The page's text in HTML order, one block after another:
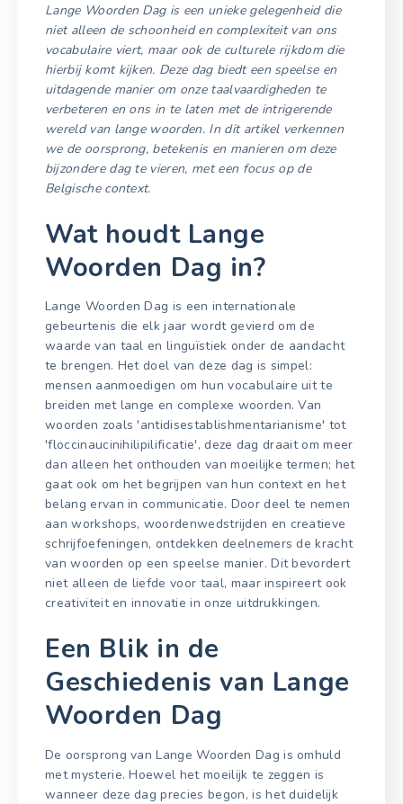
Lange Woorden Dag is een unieke gelegenheid die
niet alleen de schoonheid en complexiteit van ons
vocabulaire viert, maar ook de culturele rijkdom die
hierbij komt kijken. Deze dag biedt een speelse en
uitdagende manier om onze taalvaardigheden te
verbeteren en ons in te laten met de intrigerende
wereld van lange woorden. In dit artikel verkennen
we de oorsprong, betekenis en manieren om deze
bijzondere dag te vieren, met een focus op de
Belgische context.
Wat houdt Lange
Woorden Dag in?
Lange Woorden Dag is een internationale
gebeurtenis die elk jaar wordt gevierd om de
waarde van taal en linguïstiek onder de aandacht
te brengen. Het doel van deze dag is simpel:
mensen aanmoedigen om hun vocabulaire uit te
breiden met lange en complexe woorden. Van
woorden zoals 'antidisestablishmentarianisme' tot
'floccinaucinihilipilificatie', deze dag draait om meer
dan alleen het onthouden van moeilijke termen; het
gaat ook om het begrijpen van hun context en het
belang ervan in communicatie. Door deel te nemen
aan workshops, woordenwedstrijden en creatieve
schrijfoefeningen, ontdekken deelnemers de kracht
van woorden op een speelse manier. Dit bevordert
niet alleen de liefde voor taal, maar inspireert ook
creativiteit en innovatie in onze uitdrukkingen.
Een Blik in de
Geschiedenis van Lange
Woorden Dag
De oorsprong van Lange Woorden Dag is omhuld
met mysterie. Hoewel het moeilijk te zeggen is
wanneer deze dag precies begon, is het duidelijk